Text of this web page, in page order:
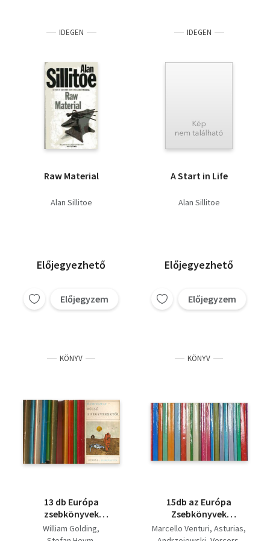
IDEGEN
Raw Material
Alan Sillitoe
Előjegyezhető
Előjegyzem
IDEGEN
A Start in Life
Alan Sillitoe
Előjegyezhető
Előjegyzem
KÖNYV
13 db Európa
zsebkönyvek
sorozatból: A vörös
bútorszállító kocsi, A
William Golding
KÖNYV
15db az Európa
Zsebkönyvek
sorozatból: Fehér
zászló Kefalónia
Marcello Venturi Asturias